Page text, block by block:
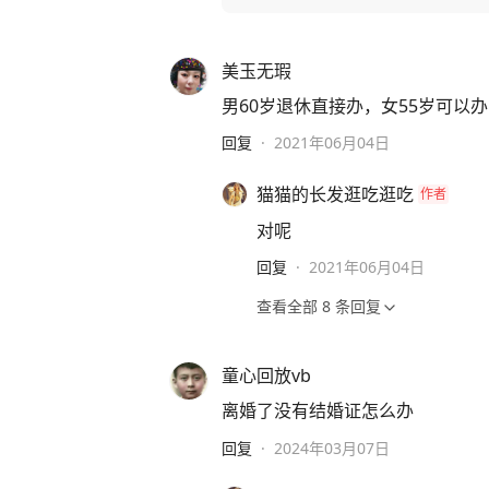
美玉无瑕
男60岁退休直接办，女55岁可以办
回复 · 2021年06月04日
猫猫的长发逛吃逛吃 作者
对呢
回复 · 2021年06月04日
查看全部 8 条回复
童心回放vb
离婚了没有结婚证怎么办
回复 · 2024年03月07日